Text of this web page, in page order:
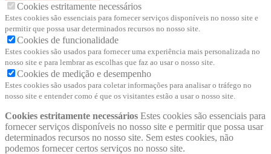
Cookies estritamente necessários
Estes cookies são essenciais para fornecer serviços disponíveis no nosso site e
permitir que possa usar determinados recursos no nosso site.
Cookies de funcionalidade
Estes cookies são usados ​​para fornecer uma experiência mais personalizada no
nosso site e para lembrar as escolhas que faz ao usar o nosso site.
Cookies de medição e desempenho
Estes cookies são usados ​​para coletar informações para analisar o tráfego no
nosso site e entender como é que os visitantes estão a usar o nosso site.
Cookies estritamente necessários Estes cookies são essenciais para
fornecer serviços disponíveis no nosso site e permitir que possa usar
determinados recursos no nosso site. Sem estes cookies, não
podemos fornecer certos serviços no nosso site.